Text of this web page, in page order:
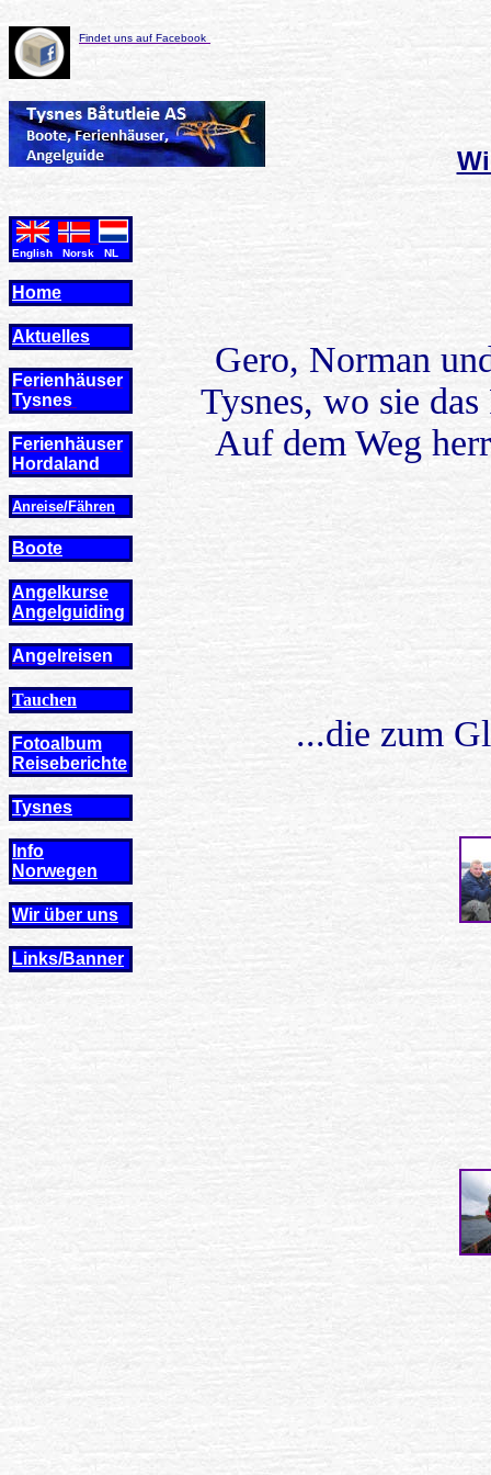
Findet uns auf Facebook
English Norsk NL
Home
Aktuelles
Ferienhäuser
Tysnes
Ferienhäuser
Hordaland
Anreise/Fähren
Boote
Angelkurse
Angel guiding
Angelreisen
Tauchen
Fotoalbum
Reiseberichte
Tysnes
Info
Norwegen
Wir über uns
Links/Banner
Gero, Norman
Tysnes, wo sie
Auf dem Weg
...die zum